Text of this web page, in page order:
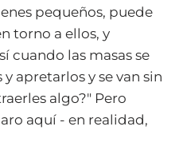
pequeños, puede
torno a ellos, y
cuando las masas se
apretarlos y se van sin
algo?" Pero
aquí - en realidad,